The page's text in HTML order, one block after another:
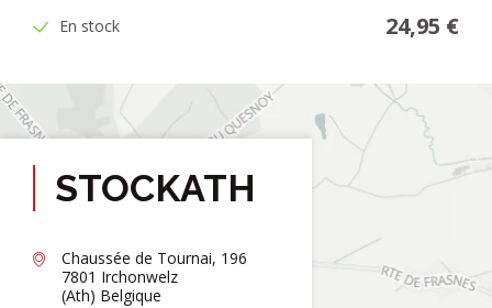
En stock 24,95 €
STOCKATH
Chaussée de Tournai, 196
7801 Irchonwelz
(Ath) Belgique